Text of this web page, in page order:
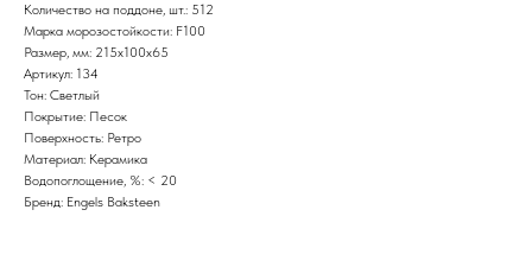
Количество на поддоне, шт.: 512
Марка морозостойкости: F100
Размер, мм: 215x100x65
Артикул: 134
Тон: Светлый
Покрытие: Песок
Поверхность: Ретро
Материал: Керамика
Водопоглощение, %: < 20
Бренд: Engels Baksteen